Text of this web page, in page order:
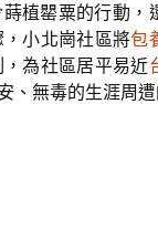
植罌粟的行動，
小北崗社區將包
為社區居平易近
、無毒的生涯周遭